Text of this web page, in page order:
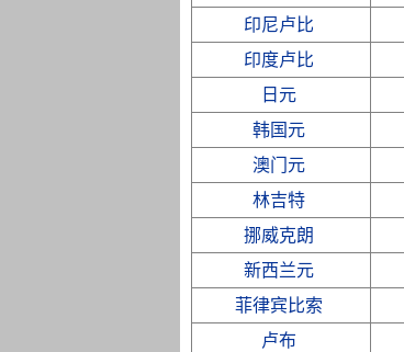
印尼卢比
印度卢比
日元
韩国元
澳门元
林吉特
挪威克朗
新西兰元
菲律宾比索
卢布